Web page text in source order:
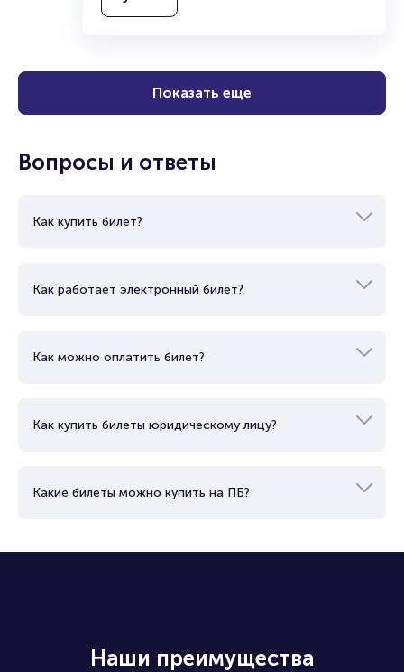
Показать еще
Вопросы и ответы
Как купить билет?
Как работает электронный билет?
Как можно оплатить билет?
Как купить билеты юридическому лицу?
Какие билеты можно купить на ПБ?
Наши преимущества